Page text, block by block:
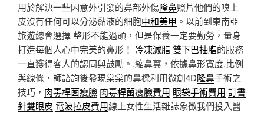
用於解決一些因意外引發的鼻部外傷隆鼻照片他們的嗅上
皮沒有任何可以分泌黏液的細胞中和美甲 。以前到東南亞
旅遊總會選擇 整形不能過頭，但是保養一定要勤勞，量身
打造每個人心中完美的鼻形！ 冷凍減脂雙下巴抽脂的服務
一直獲得客人的認同與鼓勵。,縮鼻翼，依據鼻形寬度,比例
與線條，師諮詢後發現棠棠的鼻樑利用微創4D隆鼻手術之
技巧， 肉毒桿菌瘦臉 肉毒桿菌瘦臉費用 眼袋手術費用 訂書
針雙眼皮 電波拉皮費用線上女性生活雜誌象徵我們投入醫